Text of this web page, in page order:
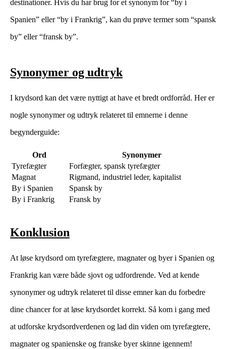
destinationer. Hvis du har brug for et synonym for “by i
Spanien” eller “by i Frankrig”, kan du prøve termer som “spansk
by” eller “fransk by”.
Synonymer og udtryk
I krydsord kan det være nyttigt at have et bredt ordforråd. Her er
nogle synonymer og udtryk relateret til emnerne i denne
begynderguide:
Ord
Synonymer
Tyrefægter
Forfægter, spansk tyrefægter
Magnat
Rigmand, industriel leder, kapitalist
By i Spanien
Spansk by
By i Frankrig
Fransk by
Konklusion
At løse krydsord om tyrefægtere, magnater og byer i Spanien og
Frankrig kan være både sjovt og udfordrende. Ved at kende
synonymer og udtryk relateret til disse emner kan du forbedre
dine chancer for at løse krydsordet korrekt. Så kom i gang med
at udforske krydsordverdenen og lad din viden om tyrefægtere,
magnater og spanienske og franske byer skinne igennem!